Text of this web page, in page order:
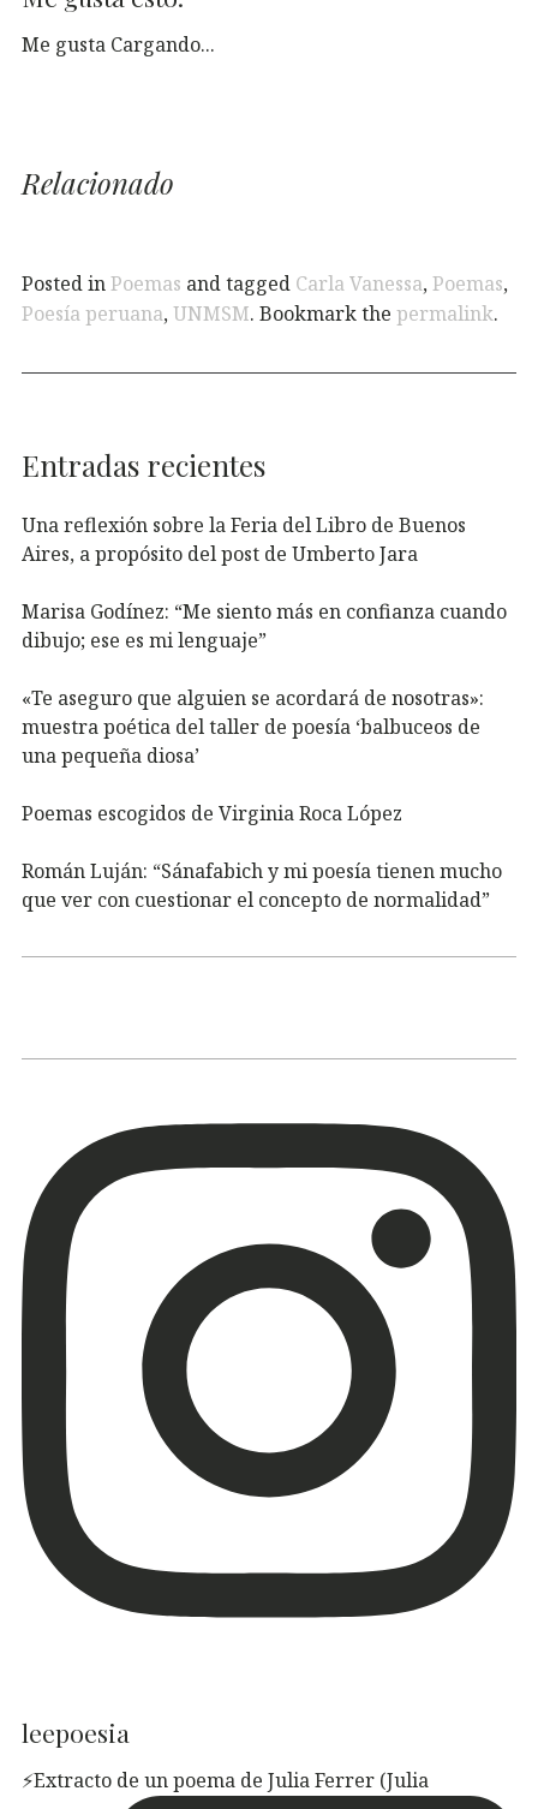
Me gusta Cargando...
Relacionado
Posted inPoemas and tagged Carla Vanessa,Poemas,
Poesía peruana,UNMSM. Bookmark the permalink.
Entradas recientes
Una reflexión sobre la Feria del Libro de Buenos
Aires, a propósito del post de Umberto Jara
Marisa Godínez: “Me siento más en confianza cuando
dibujo; ese es mi lenguaje”
«Te aseguro que alguien se acordará de nosotras»:
muestra poética del taller de poesía ‘balbuceos de
una pequeña diosa’
Poemas escogidos de Virginia Roca López
Román Luján: “Sánafabich y mi poesía tienen mucho
que ver con cuestionar el concepto de normalidad”
leepoesia
⚡️Extracto de un poema de Julia Ferrer (Julia